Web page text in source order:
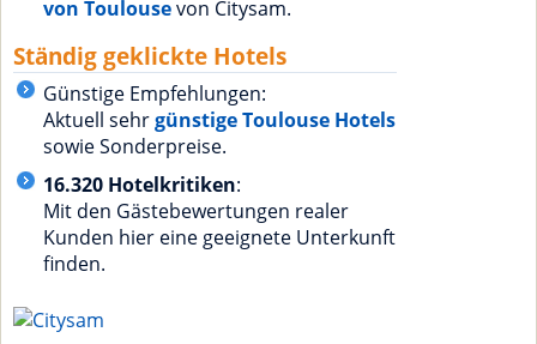
von Toulousevon Citysam.
Ständig geklickte Hotels
Günstige Empfehlungen:
Aktuell sehrgünstige Toulouse Hotels
sowie Sonderpreise.
16.320 Hotelkritiken:
Mit den Gästebewertungen realer
Kunden hier eine geeignete Unterkunft
finden.